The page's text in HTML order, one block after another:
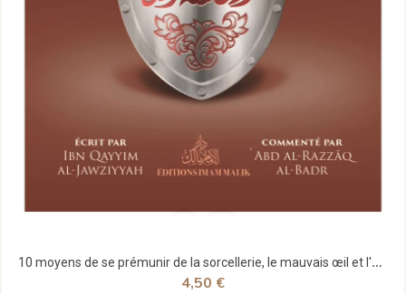
10 moyens de se prémunir de la sorcellerie, le mauvais œil et l'envie - Ibn Qayyim - édition...
4,50 €